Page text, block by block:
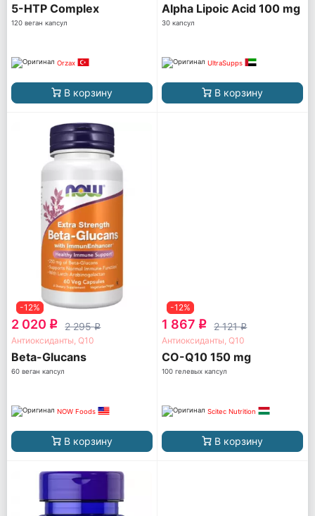
5-HTP Complex
120 веган капсул
Orzax
В корзину
Alpha Lipoic Acid 100 mg
30 капсул
UltraSupps
В корзину
-12%
2 020 q 2 295q
Антиоксиданты, Q10
Beta-Glucans
60 веган капсул
NOW Foods
В корзину
-12%
1 867 q 2 121q
Антиоксиданты, Q10
CO-Q10 150 mg
100 гелевых капсул
Scitec Nutrition
В корзину